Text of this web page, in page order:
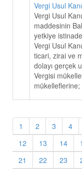
Vergi Usul
Vergi Usul
maddesinin
yetkiye
Vergi Usul
ticari, zirai ve
dolayı gerçek
Vergisi
mükelleflerine;
1 2 3 4
12
13 14
21
22 23